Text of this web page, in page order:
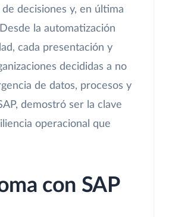
decisiones y, en última
la automatización
cada presentación y
decididas a no
de datos, procesos y
demostró ser la clave
operacional que
con SAP